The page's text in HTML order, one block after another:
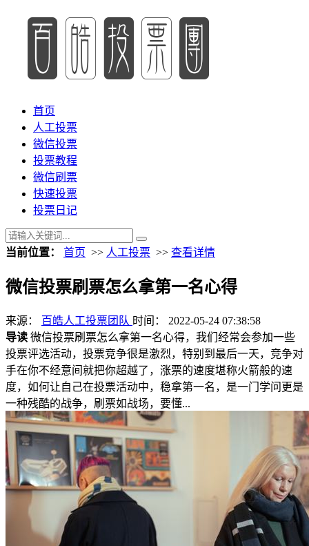
首页
人工投票
微信投票
投票教程
微信刷票
快速投票
投票日记
当前位置： 首页 >> 人工投票 >> 查看详情
微信投票刷票怎么拿第一名心得
来源： 百皓人工投票团队 时间： 2022-05-24 07:38:58
导读 微信投票刷票怎么拿第一名心得，我们经常会参加一些
投票评选活动，投票竞争很是激烈，特别到最后一天，竞争对
手在你不经意间就把你超越了，涨票的速度堪称火箭般的速
度，如何让自己在投票活动中，稳拿第一名，是一门学问更是
一种残酷的战争，刷票如战场，要懂...